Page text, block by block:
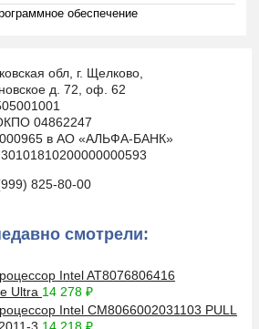
обеспечение
обл, г. Щелково,
д. 72, оф. 62
04862247
в АО «АЛЬФА-БАНК»
825-80-00
смотрели:
Intel AT8076806416
Ultra 14 278 ₽
Intel CM8066002031103 PULL